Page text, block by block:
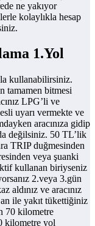
ne yakıyor
kolaylıkla hesap
1.Yol
kullanabilirsiniz.
tamamen bitmesi
LPG’li ve
uyarı vermekte ve
aracınıza gidip
değilsiniz. 50 TL’lik
TRIP duğmesinden
veya şuanki
kullanan biriyseniz
2.veya 3.gün
aldınız ve aracınız
ile yakıt tükettiğiniz
70 kilometre
kilometre yol